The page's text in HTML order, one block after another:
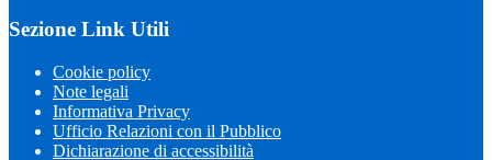
Sezione Link Utili
Cookie policy
Note legali
Informativa Privacy
Ufficio Relazioni con il Pubblico
Dichiarazione di accessibilità